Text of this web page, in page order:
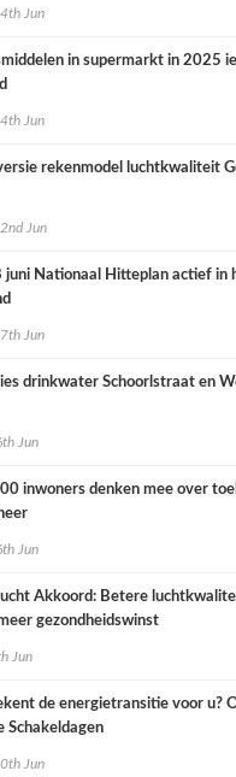
Jun
in supermarkt in 2025
Jun
rekenmodel luchtkwaliteit
Jun
juni Nationaal Hitteplan actief in
Jun
drinkwater Schoorlstraat en
Jun
inwoners denken mee over
Jun
Akkoord: Betere
gezondheidswinst
Jun
de energietransitie voor u?
Schakeldagen
Jun